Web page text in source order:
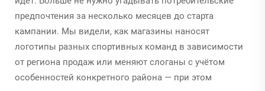
предпочтения за несколько месяцев до старта
кампании. Мы видели, как магазины наносят
логотипы разных спортивных команд в зависимости
от региона продаж или меняют слоганы с учётом
особенностей конкретного района — при этом